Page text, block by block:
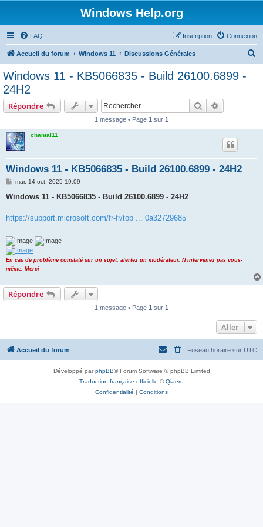
Windows Help.org
FAQ Connexion
Inscription
Accueil du forum Windows 11 Discussions Générales
Windows 11 - KB5066835 - Build 26100.6899 -
24H2
Répondre Rechercher
1 message • Page 1 sur 1
chantal11
Windows 11 - KB5066835 - Build 26100.6899 - 24H2
M
s
g
e
mar. 14 oct. 2025 19:09
Windows 11 - KB5066835 - Build 26100.6899 - 24H2
https://support.microsoft.com/fr-fr/top ... 0a32729685
En cas de problème constaté sur un sujet, alertez un modérateur. N'intervenez pas vous-
même. Merci
Répondre
1 message • Page 1 sur 1
Aller
Accueil du forum Fuseau horaire sur UTC
Développé parphpBB® Forum Software © phpBB Limited
Traduction française officielle ©Qiaeru
Confidentialité | Conditions